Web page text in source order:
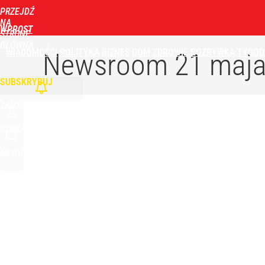
PRZEJDŹ
NA
STRONĘ
WPROST
WIADOMOŚCI ZDROWIE ROZRYWKA
SUBSKRYBUJNewsroom 21